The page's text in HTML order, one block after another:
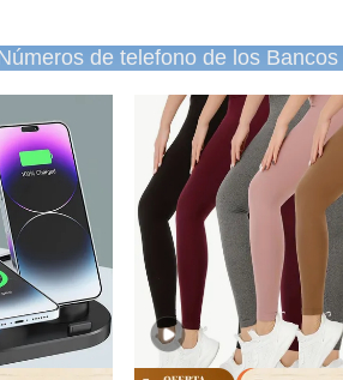
de telefono de los Bancos|